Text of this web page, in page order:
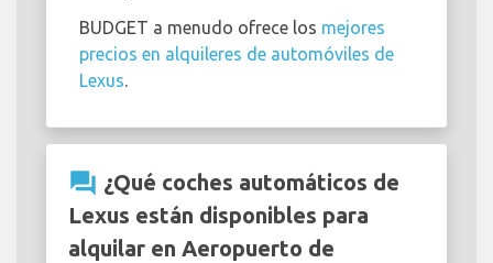
BUDGET a menudo ofrece los mejores
precios en alquileres de automóviles de
Lexus
question_answer ¿Qué coches automáticos de
Lexus están disponibles para
alquilar en Aeropuerto de